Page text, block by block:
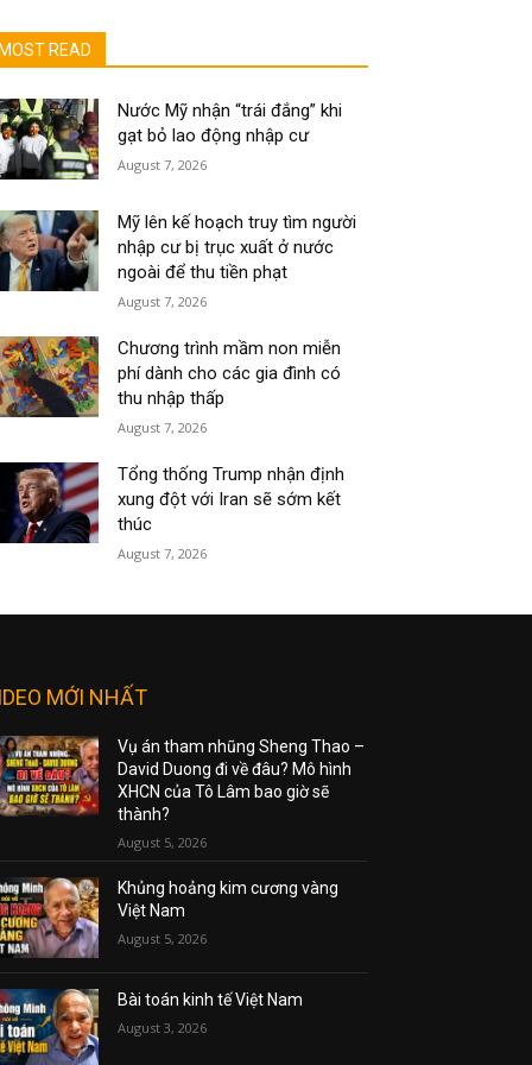
MOST READ
Nước Mỹ nhận “trái đắng” khi
gạt bỏ lao động nhập cư
August 7, 2026
Mỹ lên kế hoạch truy tìm người
nhập cư bị trục xuất ở nước
ngoài để thu tiền phạt
August 7, 2026
Chương trình mầm non miễn
phí dành cho các gia đình có
thu nhập thấp
August 7, 2026
Tổng thống Trump nhận định
xung đột với Iran sẽ sớm kết
thúc
August 7, 2026
MỚI NHẤT
Vụ án tham nhũng Sheng Thao –
David Duong đi về đâu? Mô hình
XHCN của Tô Lâm bao giờ sẽ
thành?
August 5, 2026
Khủng hoảng kim cương vàng
Việt Nam
August 5, 2026
Bài toán kinh tế Việt Nam
August 3, 2026